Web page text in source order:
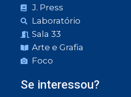
J. Press
Laboratório
Sala 33
Arte e Grafia
Foco
Se interessou?